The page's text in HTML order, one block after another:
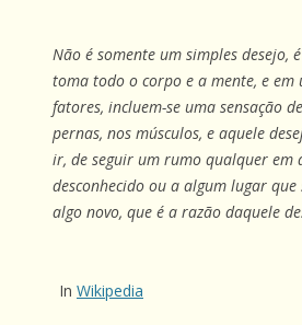
Não é somente um simples desejo,
toma todo o corpo e a mente, e em
fatores, incluem-se uma sensação
pernas, nos músculos, e aquele
ir, de seguir um rumo qualquer em
desconhecido ou a algum lugar
algo novo, que é a razão daquele
In Wikipedia